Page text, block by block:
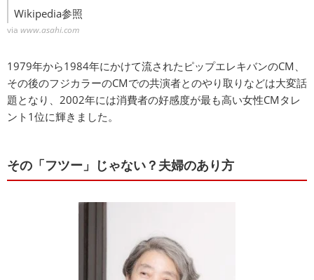
Wikipedia参照
via www.asahi.com
1979年から1984年にかけて流されたピップエレキバンのCM、
その後のフジカラーのCMでの共演者とのやり取りなどは大変話
題となり、2002年には消費者の好感度が最も高い女性CMタレ
ント1位に輝きました。
その「フツー」じゃない？夫婦のあり方